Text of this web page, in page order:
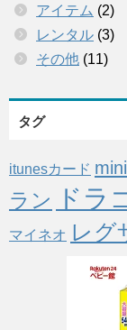
アイテム (2)
レンタル (3)
その他 (11)
タグ
itunesカード
ラン
ドラ
マイネオ レグ